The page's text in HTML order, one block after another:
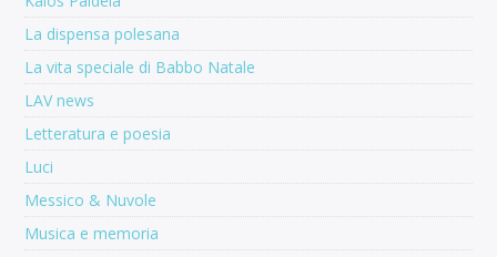
La dispensa polesana
La vita speciale di Babbo Natale
LAV news
Letteratura e poesia
Luci
Messico & Nuvole
Musica e memoria